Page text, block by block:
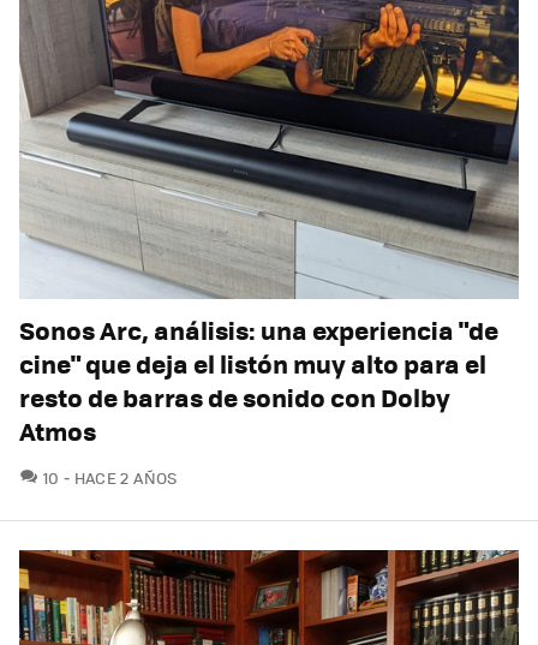
Sonos Arc, análisis: una experiencia "de
cine" que deja el listón muy alto para el
resto de barras de sonido con Dolby
Atmos
10 COMENTARIOS
HACE 2 AÑOS